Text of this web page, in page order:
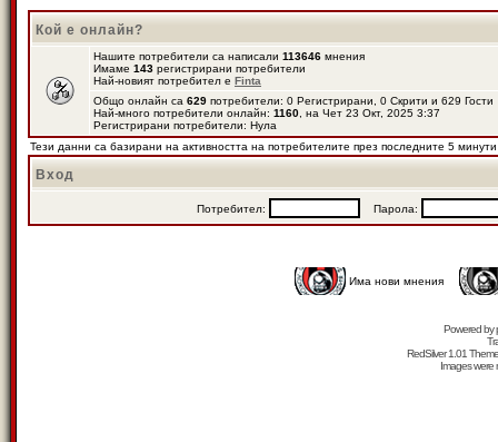
Кой е онлайн?
Нашите потребители са написали 113646 мнения
Имаме 143 регистрирани потребители
Най-новият потребител е Finta
Общо онлайн са 629 потребители: 0 Регистрирани, 0 Скрити и 629
Най-много потребители онлайн: 1160 , на Чет 23 Окт, 2025 3:37
Регистрирани потребители: Нула
Тези данни са базирани на активността на потребителите през последните 5 минути
Вход
Потребител: Парола:
Има нови мнения
Powered by
RedSilver 1.01
Images were